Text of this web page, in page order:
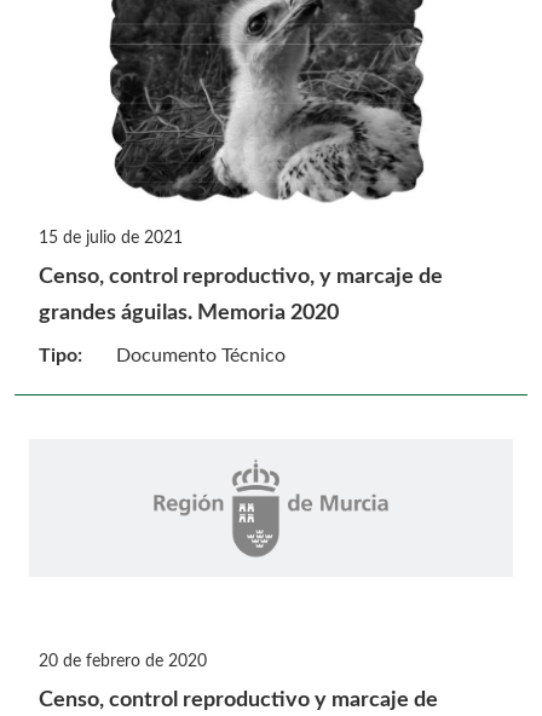
15 de julio de 2021
Censo, control reproductivo, y marcaje de
grandes águilas. Memoria 2020
Tipo: Documento Técnico
20 de febrero de 2020
Censo, control reproductivo y marcaje de